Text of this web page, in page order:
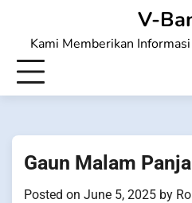
content
V-
Kami Memberikan
Gaun Malam
Posted on June 5, 2025 by